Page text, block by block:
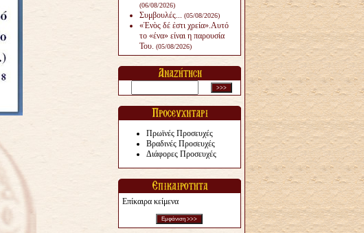
(06/08/2026)
Συμβουλές... (05/08/2026)
«Ἑνὸς δέ ἐστι χρεία».Αυτό
το «ένα» είναι η παρουσία
Του. (05/08/2026)
Πρωϊνές Προσευχές
Βραδινές Προσευχές
Διάφορες Προσευχές
Επίκαιρα κείμενα